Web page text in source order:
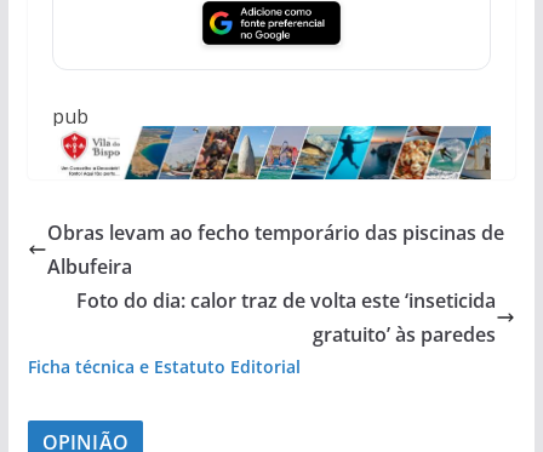
pub
Obras levam ao fecho temporário das piscinas de
Albufeira
Foto do dia: calor traz de volta este ‘inseticida
gratuito’ às paredes
Ficha técnica e Estatuto Editorial
OPINIÃO